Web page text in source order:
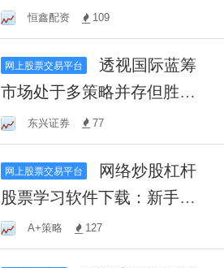
健盈利恒鑫配资 109
网上股票交易平台
透视国际蓝筹
市场处于多策略并存但胜率
分化的时期阶段合法的股票
东兴证券 77
网上股票交易平台
股票学习软件下载：新手入
门到高手进阶！
A+策略 127